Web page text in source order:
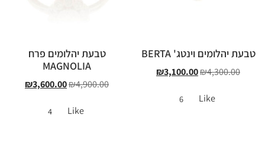
טבעת יהלומים וינטג' BERTA
₪4,300.00
₪3,100.00
Like
6
טבעת יהלומים פרח
MAGNOLIA
₪4,900.00
₪3,600.00
Like
4